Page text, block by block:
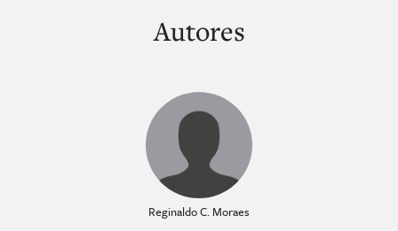
Autores
Reginaldo C. Moraes